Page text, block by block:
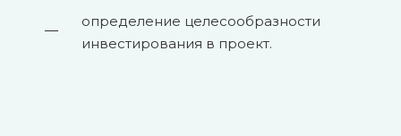
определение целесообразности
инвестирования в проект.